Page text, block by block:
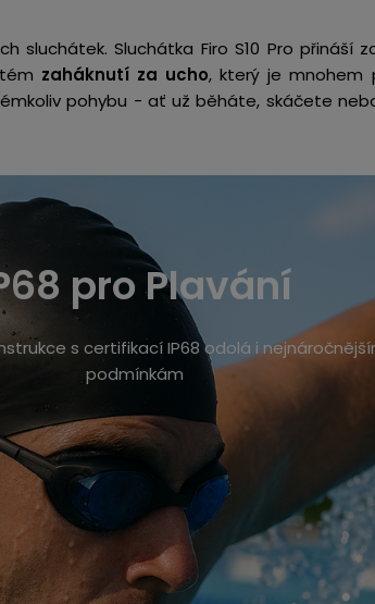
sluchátek. Sluchátka Firo S10 Pro přináší
zaháknutí za ucho, který je mnohem
pohybu - ať už běháte, skáčete
pro Plavání
s certifikací IP68 odolá i
podmínkám